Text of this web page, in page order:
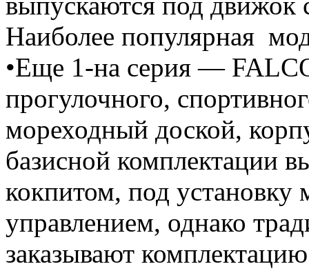
Наиболее популярная
•Еще 1-на серия —
прогулочного,
мореходный доской,
базисной комплектации
кокпитом, под
управлением, однако
заказывают